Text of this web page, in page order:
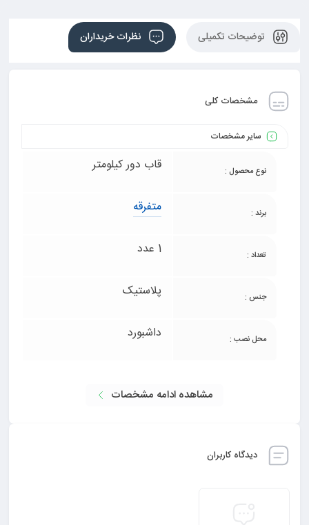
توضیحات تکمیلی نظرات خریداران
مشخصات کلی
سایر مشخصات
نوع محصول : قاب دور کیلومتر
برند : متفرقه
تعداد : 1 عدد
جنس : پلاستیک
محل نصب : داشبورد
مشاهده ادامه مشخصات
دیدگاه کاربران